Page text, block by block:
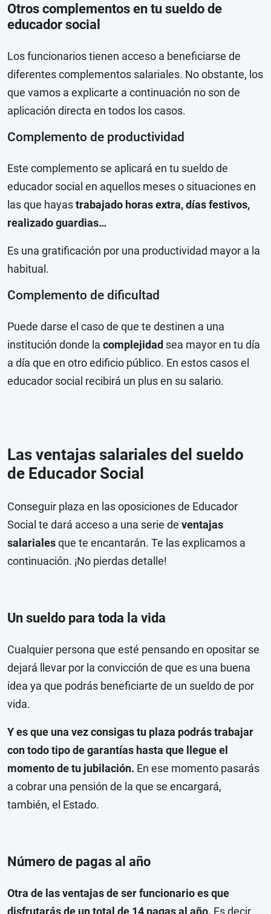
Otros complementos en tu sueldo de
educador social
Los funcionarios tienen acceso a beneficiarse de
diferentes complementos salariales. No obstante, los
que vamos a explicarte a continuación no son de
aplicación directa en todos los casos.
Complemento de productividad
Este complemento se aplicará en tu sueldo de
educador social en aquellos meses o situaciones en
las que hayastrabajado horas extra, días festivos,
realizado guardias…
Es una gratificación por una productividad mayor a la
habitual.
Complemento de dificultad
Puede darse el caso de que te destinen a una
institución donde la complejidad sea mayor en tu día
a día que en otro edificio público. En estos casos el
educador social recibirá un plus en su salario.
Las ventajas salariales del sueldo
de Educador Social
Conseguir plaza en las oposiciones de Educador
Social te dará acceso a una serie de ventajas
salarialesque te encantarán. Te las explicamos a
continuación. ¡No pierdas detalle!
Un sueldo para toda la vida
Cualquier persona que esté pensando en opositar se
dejará llevar por la convicción de que es una buena
idea ya que podrás beneficiarte de un sueldo de por
vida.
Y es que una vez consigas tu plaza podrás trabajar
con todo tipo de garantías hasta que llegue el
momento de tu jubilación. En ese momento pasarás
a cobrar una pensión de la que se encargará,
también, el Estado.
Número de pagas al año
Otra de las ventajas de ser funcionario es que
disfrutarás de un total de 14 pagas al año. Es decir,